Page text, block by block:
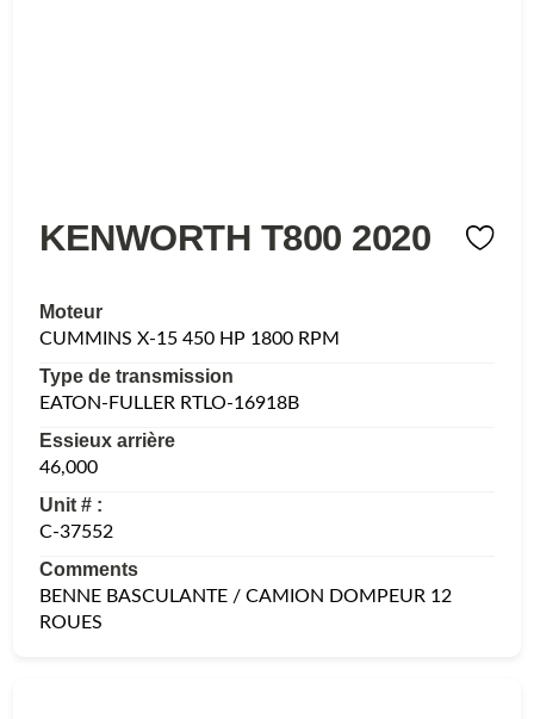
KENWORTH T800 2020
Moteur
CUMMINS X-15 450 HP 1800 RPM
Type de transmission
EATON-FULLER RTLO-16918B
Essieux arrière
46,000
Unit # :
C-37552
Comments
BENNE BASCULANTE / CAMION DOMPEUR 12
ROUES